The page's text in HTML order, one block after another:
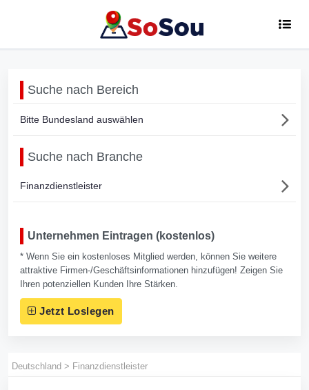
Suche nach Bereich
Bitte Bundesland auswählen
Suche nach Branche
Finanzdienstleister
Unternehmen Eintragen (kostenlos)
* Wenn Sie ein kostenloses Mitglied werden, können Sie weitere
attraktive Firmen-/Geschäftsinformationen hinzufügen! Zeigen Sie
Ihren potenziellen Kunden Ihre Stärken.
Jetzt Loslegen
Deutschland > Finanzdienstleister